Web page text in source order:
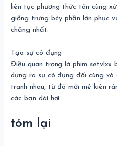
liên tục phương thức tân cùng
giống trưng bày phần lớn phục
chăng nhất.
Tạo sự cô đụng
Điều quan trọng là phim setvlxx
dựng ra sự cô đụng đối cùng vô
tranh nhau, từ đó mới mẻ kiên
các bạn dài hơi.
tóm lại